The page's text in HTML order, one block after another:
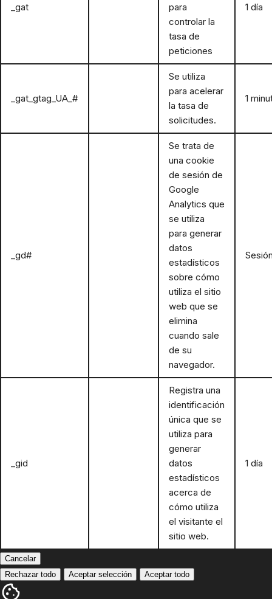
_gat
para
controlar la
tasa de
peticiones
1 día
_gat_gtag_UA_#
Se utiliza
para acelerar
la tasa de
solicitudes.
1
_gd#
Se trata de
una cookie
de sesión de
Google
Analytics que
se utiliza
para generar
datos
estadísticos
sobre cómo
utiliza el sitio
web que se
elimina
cuando sale
de su
navegador.
_gid
Registra una
identificación
única que se
utiliza para
generar
datos
estadísticos
acerca de
cómo utiliza
el visitante el
sitio web.
1 día
Cancelar
Rechazar todo
Aceptar selección Aceptar todo